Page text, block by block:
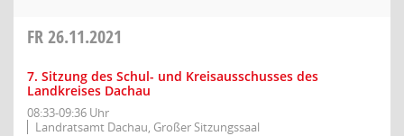
FR26.11.2021
7. Sitzung des Schul- und Kreisausschusses des
Landkreises Dachau
08:33-09:36 Uhr
Landratsamt Dachau, Großer Sitzungssaal